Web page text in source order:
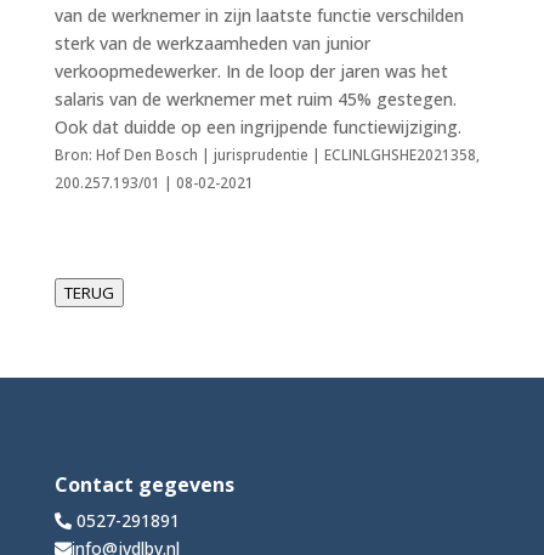
van de werknemer in zijn laatste functie verschilden
sterk van de werkzaamheden van junior
verkoopmedewerker. In de loop der jaren was het
salaris van de werknemer met ruim 45% gestegen.
Ook dat duidde op een ingrijpende functiewijziging.
Bron: Hof Den Bosch | jurisprudentie | ECLINLGHSHE2021358,
200.257.193/01 | 08-02-2021
TERUG
Contact gegevens
0527-291891
info@jvdlbv.nl